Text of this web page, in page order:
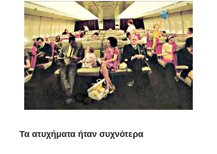
Τα ατυχήματα ήταν συχνότερα